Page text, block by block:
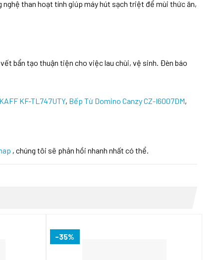
than hoạt tính giúp máy hút sạch triệt để mùi thức ăn,
bẩn tạo thuận tiện cho việc lau chùi, vệ sinh. Đèn báo
KF-TL747UTY, Bếp Từ Domino Canzy CZ-I6007DM,
, chúng tôi sẽ phản hồi nhanh nhất có thể.
-35%